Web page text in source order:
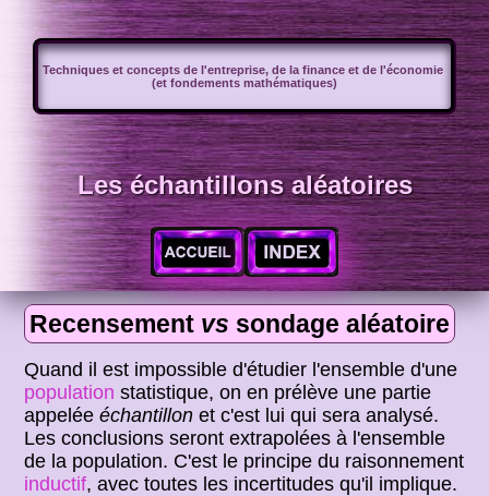
Techniques et concepts de l'entreprise, de la finance et de l'économie
(et fondements mathématiques)
Les échantillons aléatoires
Recensement vs sondage aléatoire
Quand il est impossible d'étudier l'ensemble d'une
population statistique, on en prélève une partie
appeléeéchantillon et c'est lui qui sera analysé.
Les conclusions seront extrapolées à l'ensemble
de la population. C'est le principe du raisonnement
inductif, avec toutes les incertitudes qu'il implique.